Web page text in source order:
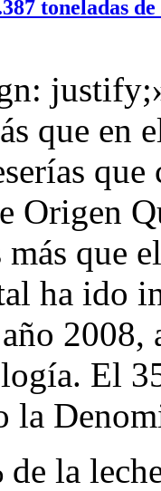
toneladas de
que en
Origen
que
ha ido
2008,
El
la
la